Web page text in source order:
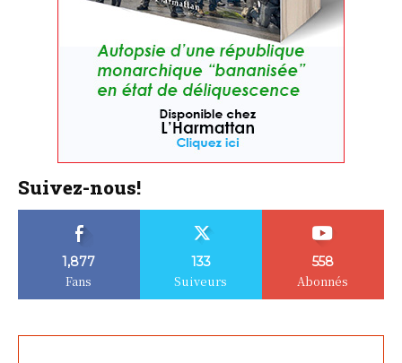
Suivez-nous!
1,877
Fans
133
Suiveurs
558
Abonnés